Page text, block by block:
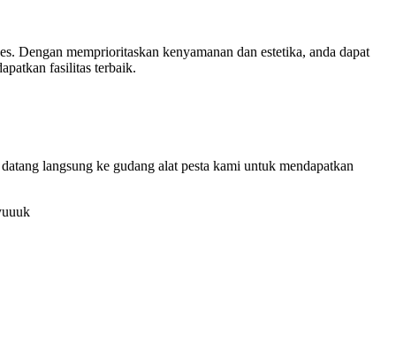
Dengan memprioritaskan kenyamanan dan estetika, anda dapat
fasilitas terbaik.
langsung ke gudang alat pesta kami untuk mendapatkan